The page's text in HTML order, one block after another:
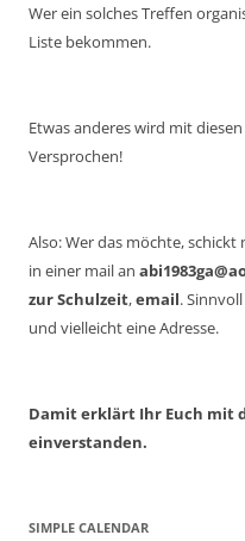
Wer ein solches Treffen
Liste bekommen.
Etwas anderes wird mit
Versprochen!
Also: Wer das möchte,
in einer mail an
zur Schulzeit,email.
und vielleicht eine Adresse.
Damit erklärt Ihr Euch mit
einverstanden.
SIMPLE CALENDAR